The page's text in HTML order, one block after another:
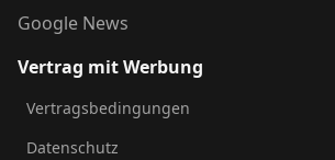
Google News
Vertrag mit Werbung
Vertragsbedingungen
Datenschutz